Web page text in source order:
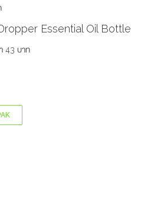
Essential Oil Bottle
43 บาท